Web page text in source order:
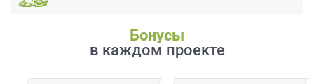
Бонусы
в каждом проекте